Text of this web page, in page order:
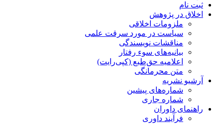
ثبت نام
اخلاق در پژوهش
ملزومات اخلاقی
سیاست در مورد سرقت علمی
مناقشات نویسندگی
بیانیه‌های سوء رفتار
اعلامیه حق‌طبع (کپی‌رایت)
متن محرمانگی
آرشیو نشریه
شماره‌های پیشین
شماره جاری
راهنمای داوران
فرآیند داوری